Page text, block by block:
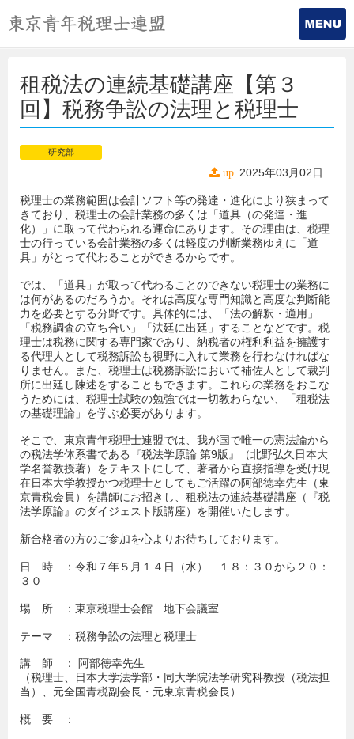
租税法の連続基礎講座【第３
回】税務争訟の法理と税理士
研究部
up 2025年03月02日
税理士の業務範囲は会計ソフト等の発達・進化により狭まって
きており、税理士の会計業務の多くは「道具（の発達・進
化）」に取って代わられる運命にあります。その理由は、税理
士の行っている会計業務の多くは軽度の判断業務ゆえに「道
具」がとって代わることができるからです。
では、「道具」が取って代わることのできない税理士の業務に
は何があるのだろうか。それは高度な専門知識と高度な判断能
力を必要とする分野です。具体的には、「法の解釈・適用」
「税務調査の立ち合い」「法廷に出廷」することなどです。税
理士は税務に関する専門家であり、納税者の権利利益を擁護す
る代理人として税務訴訟も視野に入れて業務を行わなければな
りません。また、税理士は税務訴訟において補佐人として裁判
所に出廷し陳述をすることもできます。これらの業務をおこな
うためには、税理士試験の勉強では一切教わらない、「租税法
の基礎理論」を学ぶ必要があります。
そこで、東京青年税理士連盟では、我が国で唯一の憲法論から
の税法学体系書である『税法学原論 第9版』（北野弘久日本大
学名誉教授著）をテキストにして、著者から直接指導を受け現
在日本大学教授かつ税理士としてもご活躍の阿部徳幸先生（東
京青税会員）を講師にお招きし、租税法の連続基礎講座（『税
法学原論』のダイジェスト版講座）を開催いたします。
新合格者の方のご参加を心よりお待ちしております。
日 時 ：令和７年５月１４日（水） １８：３０から２０：
３０
場 所 ：東京税理士会館 地下会議室
テーマ ：税務争訟の法理と税理士
講 師 ： 阿部徳幸先生
（税理士、日本大学法学部・同大学院法学研究科教授（税法担
当）、元全国青税副会長・元東京青税会長）
概 要 ：